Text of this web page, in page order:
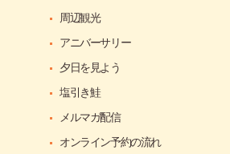
周辺観光
アニバーサリー
夕日を見よう
塩引き鮭
メルマガ配信
オンライン予約の流れ